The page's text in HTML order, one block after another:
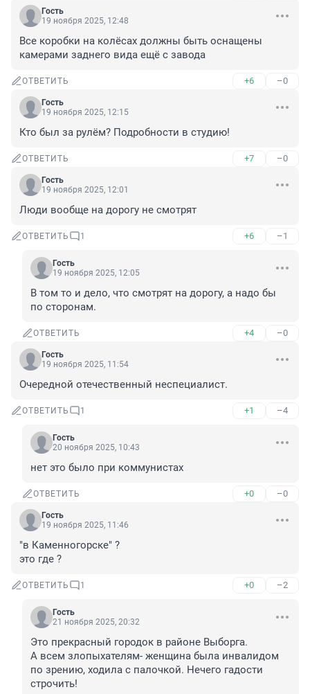
Гость
19 ноября 2025, 12:48
Все коробки на колёсах должны быть оснащены
камерами заднего вида ещё с завода
ОТВЕТИТЬ +6 –0
Гость
19 ноября 2025, 12:15
Кто был за рулём? Подробности в студию!
ОТВЕТИТЬ +7 –0
Гость
19 ноября 2025, 12:01
Люди вообще на дорогу не смотрят
ОТВЕТИТЬ 1 +6 –1
Гость
19 ноября 2025, 12:05
В том то и дело, что смотрят на дорогу, а надо бы
по сторонам.
ОТВЕТИТЬ +4 –0
Гость
19 ноября 2025, 11:54
Очередной отечественный неспециалист.
ОТВЕТИТЬ 1 +1 –4
Гость
20 ноября 2025, 10:43
нет это было при коммунистах
ОТВЕТИТЬ +0 –0
Гость
19 ноября 2025, 11:46
"в Каменногорске" ?
это где ?
ОТВЕТИТЬ 1 +0 –2
Гость
21 ноября 2025, 20:32
Это прекрасный городок в районе Выборга.
А всем злопыхателям- женщина была инвалидом
по зрению, ходила с палочкой. Нечего гадости
строчить!